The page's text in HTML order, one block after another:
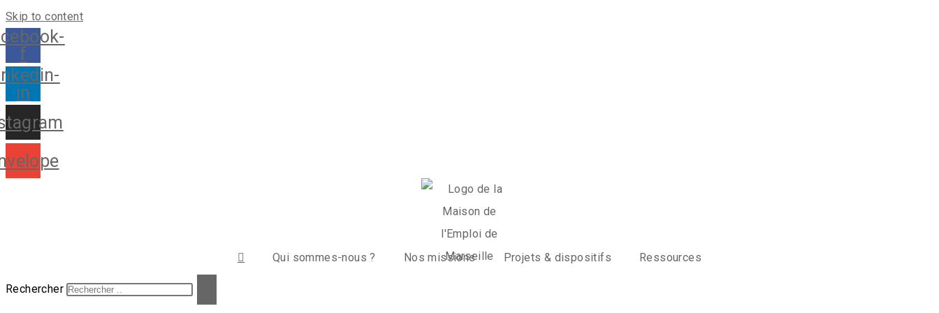
Skip to content
f
in
Qui sommes-nous ? Nos missions Projets & dispositifs Ressources
Rechercher